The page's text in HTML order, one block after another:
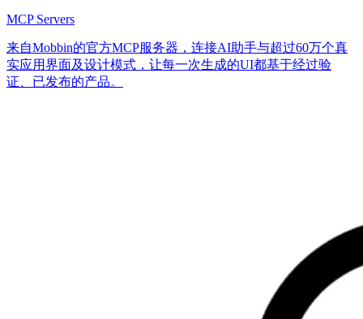
MCP Servers
来自Mobbin的官方MCP服务器，连接AI助手与超过60万个真
实应用界面及设计模式，让每一次生成的UI都基于经过验
证、已发布的产品。